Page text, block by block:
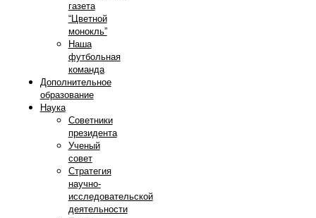
газета
“Цветной
монокль”
Наша
футбольная
команда
Дополнительное
образование
Наука
Советники
президента
Ученый
совет
Стратегия
научно-
исследовательской
деятельности